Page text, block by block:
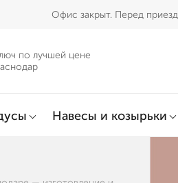
Офис закрыт. Перед
по лучшей цене
Навесы и козырьки